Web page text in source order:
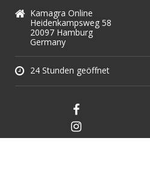
Kamagra Online
Heidenkampsweg 58
20097 Hamburg
Germany
24 Stunden geöffnet